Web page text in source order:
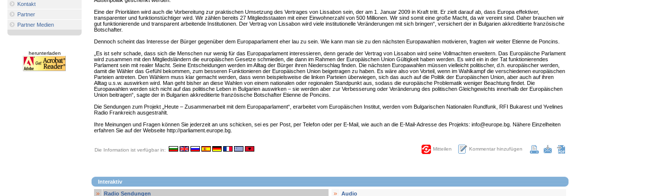
Kontakt
Partner
Partner Medien
herunterladen
Eine der Prioritäten wird auch die Vorbereitung zur praktischen Umsetzung des Vertrages von Lissabon sein, der am 1. Januar 2009 in Kraft tritt. Er zielt darauf ab, dass Europa effektiver,
transparenter und funktionstüchtiger wird. Wir zählen bereits 27 Mitgliedsstaaten mit einer Einwohnerzahl von 500 Millionen. Wir sind somit eine große Macht, da wir vereint sind. Daher brauchen wir
gut funktionierende und transparent arbeitende Institutionen. Der Vertrag von Lissabon wird viele institutionelle Veränderungen mit sich bringen“, versichert der in Bulgarien akkreditierte französische
Botschafter.
Dennoch scheint das Interesse der Bürger gegenüber dem Europaparlament eher lau zu sein. Wie kann man sie zu den nächsten Europawahlen motivieren, fragten wir weiter Etienne de Poncins.
„Es ist sehr schade, dass sich die Menschen nur wenig für das Europaparlament interessieren, denn gerade der Vertrag von Lissabon wird seine Vollmachten erweitern. Das Europäische Parlament
wird zusammen mit den Mitgliedsländern die europäischen Gesetze schmieden, die dann im Rahmen der Europäischen Union Gültigkeit haben werden. Es wird ein in der Tat funktionierendes
Parlament sein mit realer Macht. Seine Entscheidungen werden im Alltag der Bürger ihren Niederschlag finden. Die nächsten Europawahlen müssen vielleicht politischer, d.h. europäischer werden,
damit die Wähler das Gefühl bekommen, zum besseren Funktionieren der Europäischen Union beigetragen zu haben. Es wäre also von Vorteil, wenn im Wahlkampf die verschiedenen europäischen
Parteien antreten. Den Wählern muss klar gemacht werden, dass wenn beispielsweise die linken Parteien überwiegen, sich das auch auf die Politik der Europäischen Union, aber auch auf ihren
Alltag u.s.w. auswirken wird. Man geht bisher an diese Wahlen von einem nationalen oder regionalen Standpunkt aus, sodass die europäische Problematik weniger Beachtung findet. Die
Europawahlen werden sich nicht auf das politische Leben in Bulgarien auswirken – sie werden aber zur Verbesserung oder Veränderung des politischen Gleichgewichts innerhalb der Europäischen
Union beitragen“, sagte der in Bulgarien akkreditierte französische Botschafter Etienne de Poncins.
Die Sendungen zum Projekt „Heute – Zusammenarbeit mit dem Europaparlament“, erarbeitet vom Europäischen Institut, werden vom Bulgarischen Nationalen Rundfunk, RFI Bukarest und Yvelines
Radio Frankreich ausgestrahlt.
Ihre Meinungen und Fragen können Sie jederzeit an uns schicken, sei es per Post, per Telefon oder per E-Mail, wie auch an die E-Mail-Adresse des Projekts: info@europe.bg. Nähere Einzelheiten
erfahren Sie auf der Webseite http://parliament.europe.bg.
Die Information ist verfügbar in: Mitteilen Kommentar hinzufügen
Interaktiv
Radio Sendungen
Audio